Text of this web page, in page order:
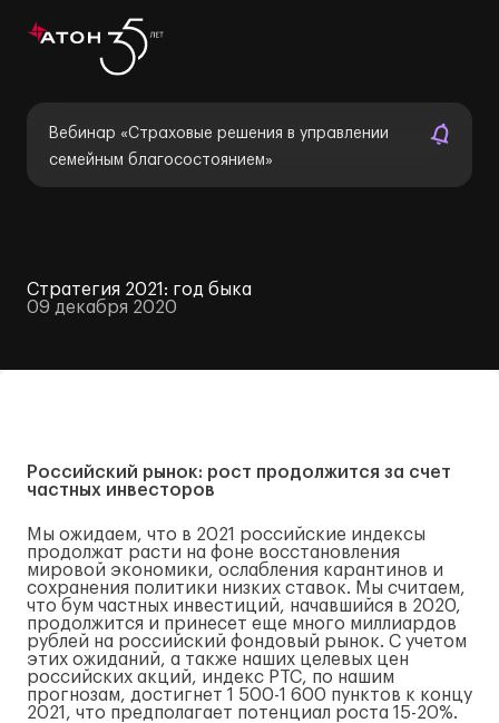
Вебинар «Страховые решения в управлении
семейным благосостоянием»
Стратегия 2021: год быка
09 декабря 2020
Российский рынок: рост продолжится за счет
частных инвесторов
Мы ожидаем, что в 2021 российские индексы
продолжат расти на фоне восстановления
мировой экономики, ослабления карантинов и
сохранения политики низких ставок. Мы считаем,
что бум частных инвестиций, начавшийся в 2020,
продолжится и принесет еще много миллиардов
рублей на российский фондовый рынок. С учетом
этих ожиданий, а также наших целевых цен
российских акций, индекс РТС, по нашим
прогнозам, достигнет 1 500-1 600 пунктов к концу
2021, что предполагает потенциал роста 15-20%.